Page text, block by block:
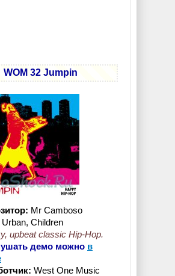
WOM 32 Jumpin
Mr Camboso
Urban, Children
upbeat classic Hip-Hop.
демо можно в
West One Music